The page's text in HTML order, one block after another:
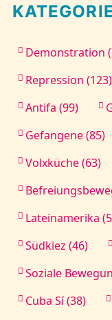
Demonstration
Repression (123)
Antifa (99)
Gefangene (85)
Volxküche (63)
Lateinamerika
Südkiez (46)
Soziale
Cuba Sí (38)